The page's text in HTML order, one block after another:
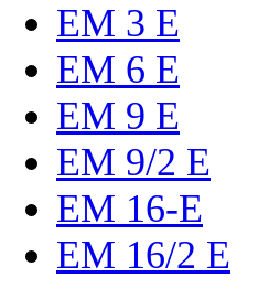
EM 3 E
EM 6 E
EM 9 E
EM 9/2 E
EM 16-E
EM 16/2 E